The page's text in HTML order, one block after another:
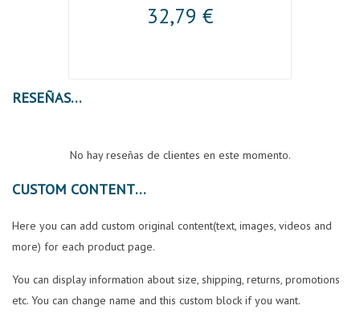
32,79 €
RESEÑAS
No hay reseñas de clientes en este momento.
CUSTOM CONTENT
Here you can add custom original content(text, images, videos and
more) for each product page.
You can display information about size, shipping, returns, promotions
etc. You can change name and this custom block if you want.